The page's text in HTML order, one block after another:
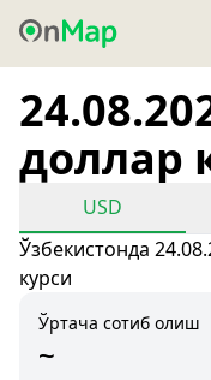
доллар
USD
Ўзбекистонда
курси
Ўртача сотиб олиш
~